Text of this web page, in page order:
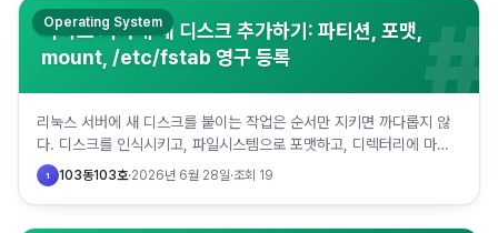
리눅스 서버에 새 디스크 추가하기: 파티션, 포맷,
mount, /etc/fstab 영구 등록
#
Operating System
리눅스 서버에 새 디스크를 붙이는 작업은 순서만 지키면 까다롭지 않
다. 디스크를 인식시키고, 파일시스템으로 포맷하고, 디렉터리에 마운
트해서 쓴 다음, /etc/fstab에 등록해 재부팅 뒤에도 자동…
1 103동103호·2026년 6월 28일·조회 19